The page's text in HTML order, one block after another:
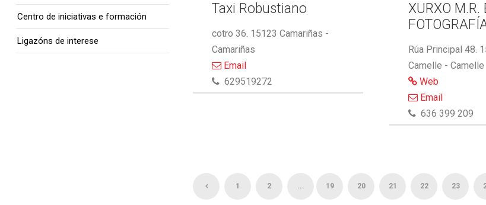
Taxi Robustiano
cotro 36. 15123 Camariñas -
Camariñas
Email
629519272
XURXO M.R.
Rúa Principal 48.
Camelle - Camelle
Web
Email
636 399 209
1 2 ... 19 20 21 22 23
Centro de iniciativas e formación
Ligazóns de interese